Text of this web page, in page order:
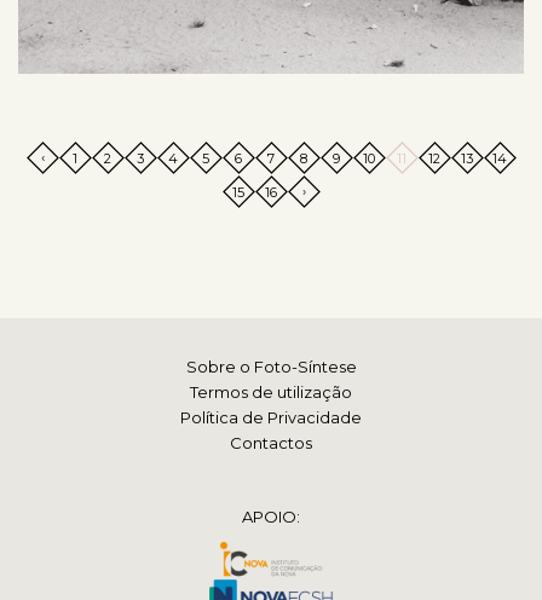
‹ 1 2 3 4 5 6 7 8 9 10 11 12 13
14
15
16 ›
Sobre o Foto-Síntese
Termos de utilização
Política de Privacidade
Contactos
APOIO: